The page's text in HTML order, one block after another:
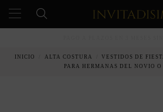
INICIO ALTA COSTURA VESTIDOS DE
PARA HERMANAS DEL NOVIO